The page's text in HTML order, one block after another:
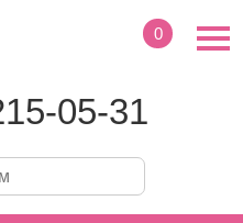
05-31
0